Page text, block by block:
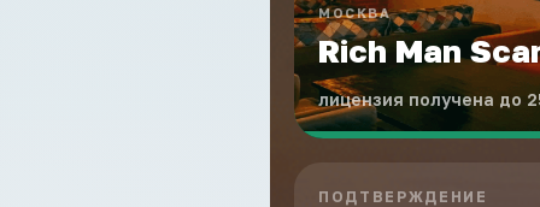
МОСКВА
Rich Man
лицензия получена до
ПОДТВЕРЖДЕНИЕ